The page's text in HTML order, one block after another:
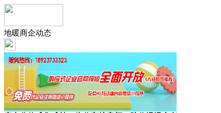
地暖商企动态